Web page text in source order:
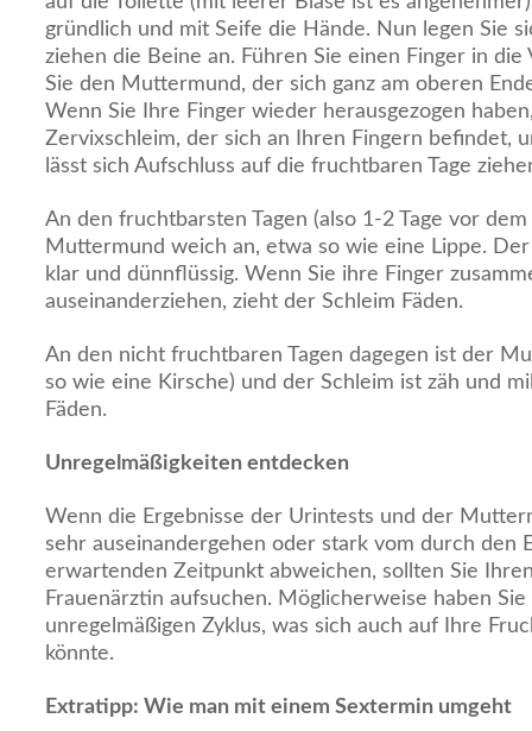
gründlich und mit Seife die Hände. Nun legen Sie
ziehen die Beine an. Führen Sie einen Finger in die
Sie den Muttermund, der sich ganz am oberen
Wenn Sie Ihre Finger wieder herausgezogen
Zervixschleim, der sich an Ihren Fingern befindet,
lässt sich Aufschluss auf die fruchtbaren Tage
An den fruchtbarsten Tagen (also 1-2 Tage vor
Muttermund weich an, etwa so wie eine Lippe.
klar und dünnflüssig. Wenn Sie ihre Finger
auseinanderziehen, zieht der Schleim Fäden.
An den nicht fruchtbaren Tagen dagegen ist der
so wie eine Kirsche) und der Schleim ist zäh und
Fäden.
Unregelmäßigkeiten entdecken
Wenn die Ergebnisse der Urintests und der
sehr auseinandergehen oder stark vom durch den
erwartenden Zeitpunkt abweichen, sollten Sie
Frauenärztin aufsuchen. Möglicherweise haben
unregelmäßigen Zyklus, was sich auch auf Ihre
könnte.
Extratipp: Wie man mit einem Sextermin umgeht